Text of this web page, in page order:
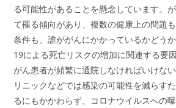
る可能性があることを懸念しています。
て罹る傾向があり、複数の健康上の問題
条件も、誰ががんにかかっているかどう
19による死亡リスクの増加に関連する要
がん患者が頻繁に通院しなければいけな
リニックなどでは感染の可能性を減らす
るにもかかわらず、コロナウイルスへの